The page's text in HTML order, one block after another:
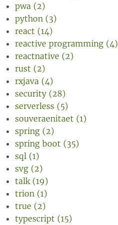
pwa (2)
python (3)
react (14)
reactive programming (4)
reactnative (2)
rust (2)
rxjava (4)
security (28)
serverless (5)
souveraenitaet (1)
spring (2)
spring boot (35)
sql (1)
svg (2)
talk (19)
trion (1)
true (2)
typescript (15)